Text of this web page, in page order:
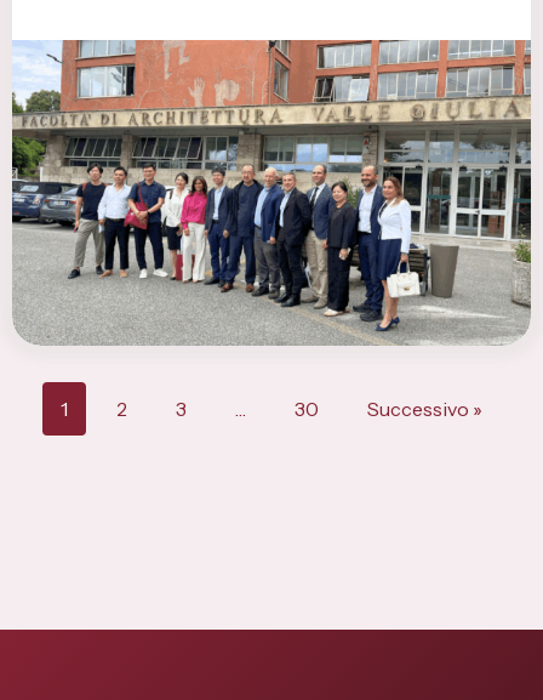
1 2 3 … 30 Successivo »